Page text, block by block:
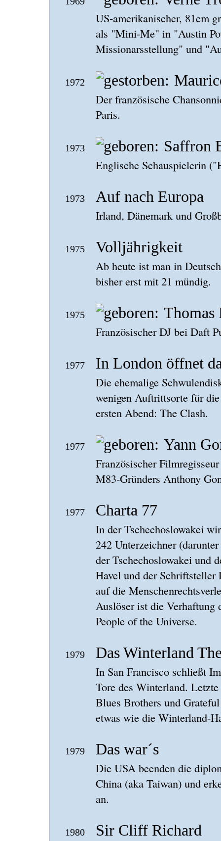
US-amerikanischer, 81cm
als "Mini-Me" in "Austin
Missionarsstellung" und
1972
Der französische
Paris.
1973 Saffron
Englische Schauspielerin
1973 Auf nach Europa
Irland, Dänemark und
1975 Volljährigkeit
Ab heute ist man in
bisher erst mit 21 mündig.
1975 Thomas
Französischer DJ bei Daft
1977 In London öffnet
Die ehemalige
wenigen Auftrittsorte für
ersten Abend: The Clash.
1977 Yann
Französischer
M83-Gründers Anthony
1977 Charta 77
In der Tschechoslowakei
242 Unterzeichner
der Tschechoslowakei und
Havel und der
auf die
Auslöser ist die Verhaftung
People of the Universe.
1979 Das Winterland
In San Francisco schließt
Tore des Winterland.
Blues Brothers und
etwas wie die Winterland-
1979 Das war´s
Die USA beenden die
China (aka Taiwan) und
an.
1980 Sir Cliff Richard